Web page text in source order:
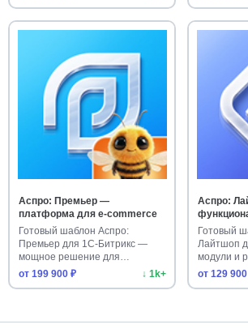
Аспро: Премьер —
платформа для e-commerce
Готовый шаблон Аспро:
Премьер для 1С-Битрикс —
мощное решение для
интернет-магаз…
от 199 900 ₽ ↓ 1k+
Аспро:
Готовый
Лайтшоп
модули и
быстрого
от 129